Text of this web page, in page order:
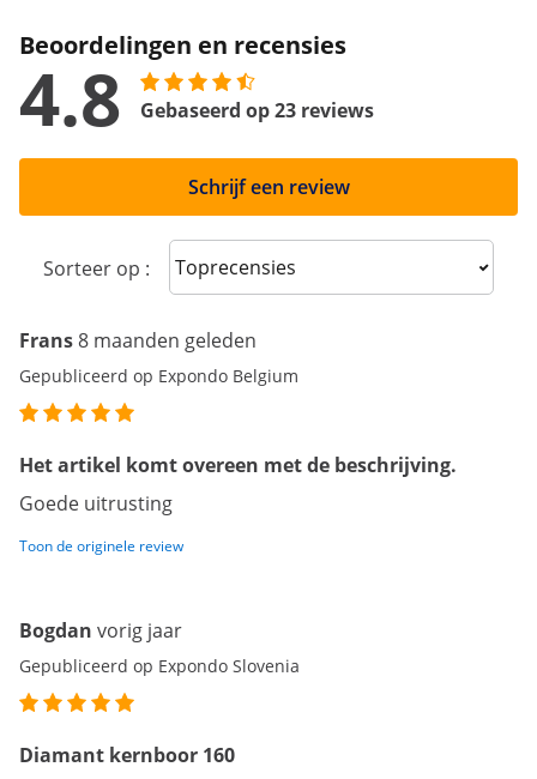
Beoordelingen en recensies
4.8 Gebaseerd op 23 reviews
Schrijf een review
Sorteer op : Sort reviews
Frans8 maanden geleden
Gepubliceerd op Expondo Belgium
Het artikel komt overeen met de beschrijving.
Goede uitrusting
Toon de originele review
Bogdan vorig jaar
Gepubliceerd op Expondo Slovenia
Diamant kernboor 160